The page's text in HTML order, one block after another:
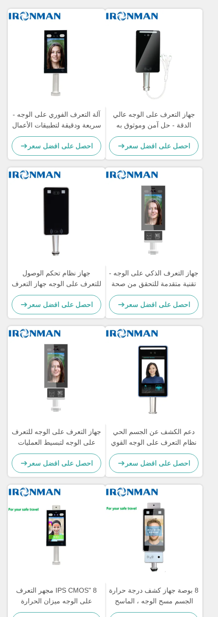
جهاز التعرف على الوجه عالي
الدقة - حل آمن وموثوق به
لمراقبة الوصول
احصل على افضل سعر
آلة التعرف الفوري على الوجه -
سريعة ودقيقة لتطبيقات الأعمال
والأمن
احصل على افضل سعر
جهاز التعرف الذكي على الوجه -
تقنية متقدمة للتحقق من صحة
المستخدم
احصل على افضل سعر
جهاز نظام تحكم الوصول
للتعرف على الوجه جهاز التعرف
على الوجه الحراري
احصل على افضل سعر
دعم الكشف عن الجسم الحي
نظام التعرف على الوجه القوي
لبيئات متنوعة
احصل على افضل سعر
جهاز التعرف على الوجه للتعرف
على الوجه لتبسيط العمليات
الأمنية
احصل على افضل سعر
8 بوصة جهاز كشف درجة حرارة
الجسم مسح الوجه ، الماسح
الضوئي درجة حرارة التعرف
8 "IPS CMOS مجهر التعرف
على الوجه ميزان الحرارة
بالأشعة تحت الحمراء المدمج